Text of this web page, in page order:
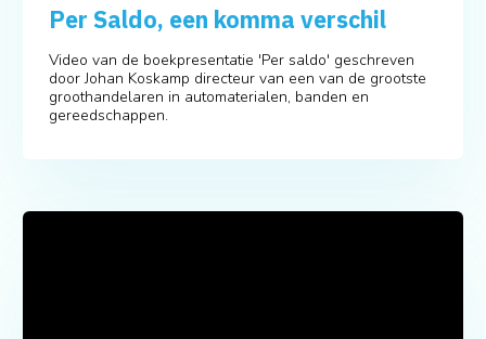
Per Saldo, een komma verschil
Video van de boekpresentatie 'Per saldo' geschreven
door Johan Koskamp directeur van een van de grootste
groothandelaren in automaterialen, banden en
gereedschappen.